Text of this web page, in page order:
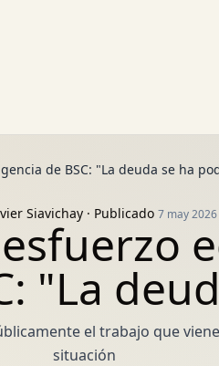
de BSC: "La deuda se ha
Siavichay · Publicado 7 may 2026
"La
el trabajo que
situación